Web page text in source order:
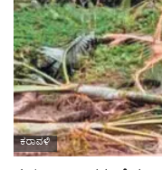
ಕರಾವಳಿ